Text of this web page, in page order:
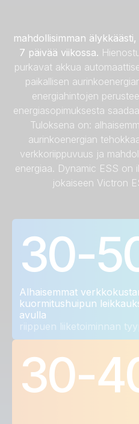
mahdollisimman
7 päivää viikossa.
purkavat akkua
paikallisen
energiahintojen
energiasopimuksesta
Tuloksena on:
aurinkoenergian
verkkoriippuvuus ja
energiaa. Dynamic ESS on
jokaiseen Victron
30-
Alhaisemmat
kuormitushuipun
avulla
riippuen liiketoiminnan
30-